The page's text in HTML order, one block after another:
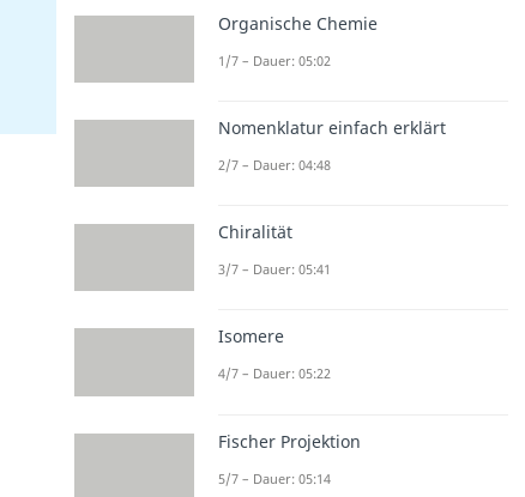
Organische Chemie
1/7 – Dauer: 05:02
Nomenklatur einfach erklärt
2/7 – Dauer: 04:48
Chiralität
3/7 – Dauer: 05:41
Isomere
4/7 – Dauer: 05:22
Fischer Projektion
5/7 – Dauer: 05:14